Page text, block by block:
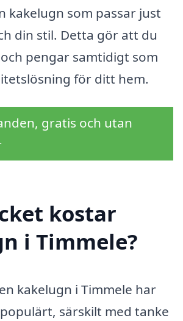
kakelugn som passar just
din stil. Detta gör att du
pengar samtidigt som
för ditt hem.
gratis och utan
kostar
i Timmele?
kakelugn i Timmele har
särskilt med tanke